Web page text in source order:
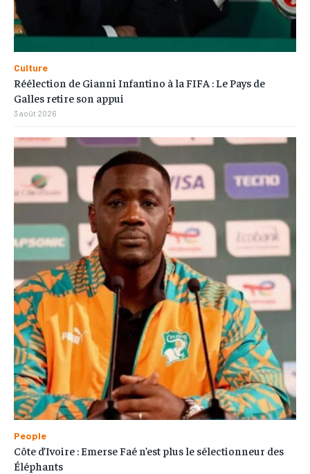
Culture
Réélection de Gianni Infantino à la FIFA : Le Pays de
Galles retire son appui
3 août 2026
People
Côte d’Ivoire : Emerse Faé n’est plus le sélectionneur des
Éléphants